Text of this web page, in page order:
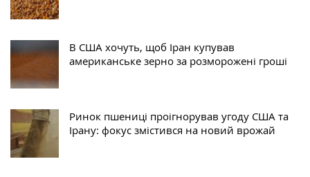
В США хочуть, щоб Іран купував
американське зерно за розморожені гроші
Ринок пшениці проігнорував угоду США та
Ірану: фокус змістився на новий врожай